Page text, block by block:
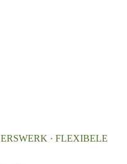
· FLEXIBELE